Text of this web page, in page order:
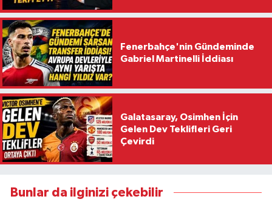
Fenerbahçe'nin Gündeminde
Gabriel Martinelli İddiası
Galatasaray, Osimhen İçin
Gelen Dev Teklifleri Geri
Çevirdi
Bunlar da ilginizi çekebilir